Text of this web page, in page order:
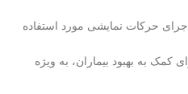
حرکات نمایشی مورد استفاده
کمک به بهبود بیماران، به ویژه